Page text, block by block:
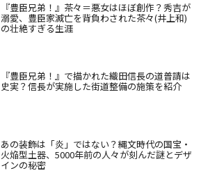
『豊臣兄弟！』茶々＝悪女はほぼ創作？秀吉が
溺愛、豊臣家滅亡を背負わされた茶々(井上和)
の壮絶すぎる生涯
『豊臣兄弟！』で描かれた織田信長の道普請は
史実？信長が実施した街道整備の施策を紹介
あの装飾は「炎」ではない？縄文時代の国宝・
火焔型土器、5000年前の人々が刻んだ謎とデザ
インの秘密